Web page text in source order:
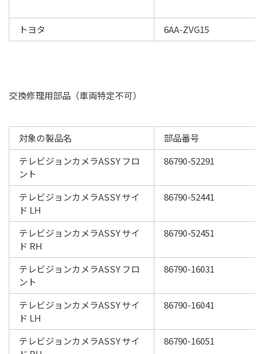
トヨタ 6AA-ZVG15
交換修理用部品（車両特定不可）
対象の製品名
部品番号
テレビジョンカメラASSY フロ
ント
86790-52291
テレビジョンカメラASSY サイ
ド LH
86790-52441
テレビジョンカメラASSY サイ
ド RH
86790-52451
テレビジョンカメラASSY フロ
ント
86790-16031
テレビジョンカメラASSY サイ
ド LH
86790-16041
テレビジョンカメラASSY サイ
86790-16051